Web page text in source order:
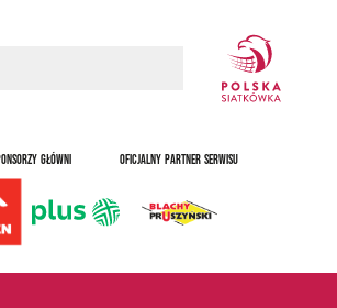
GŁÓWNI OFICJALNY PARTNER SERWISU